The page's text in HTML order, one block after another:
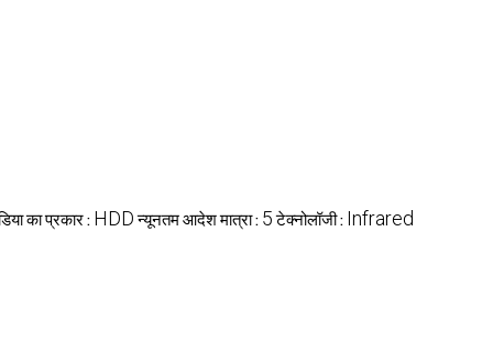
का प्रकार : HDD न्यूनतम आदेश मात्रा : 5 टेक्नोलॉजी : Infrared